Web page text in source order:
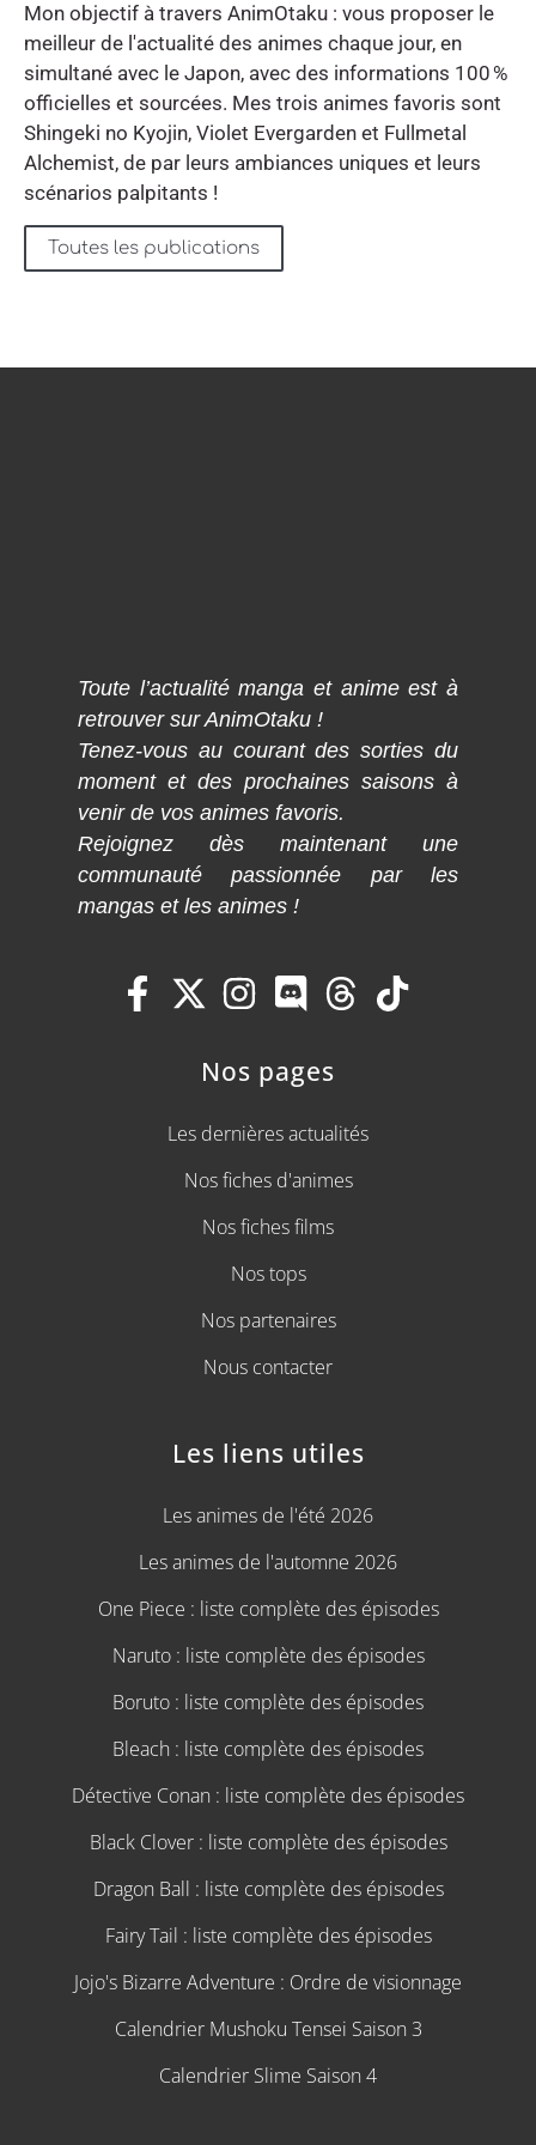
Mon objectif à travers AnimOtaku : vous proposer le
meilleur de l'actualité des animes chaque jour, en
simultané avec le Japon, avec des informations 100 %
officielles et sourcées. Mes trois animes favoris sont
Shingeki no Kyojin, Violet Evergarden et Fullmetal
Alchemist, de par leurs ambiances uniques et leurs
scénarios palpitants !
Toutes les publications
Toute l’actualité manga et anime est à
retrouver sur AnimOtaku !
Tenez-vous au courant des sorties du
moment et des prochaines saisons à
venir de vos animes favoris.
Rejoignez dès maintenant une
communauté passionnée par les
mangas et les animes !
Nos pages
Les dernières actualités
Nos fiches d'animes
Nos fiches films
Nos tops
Nos partenaires
Nous contacter
Les liens utiles
Les animes de l'été 2026
Les animes de l'automne 2026
One Piece : liste complète des épisodes
Naruto : liste complète des épisodes
Boruto : liste complète des épisodes
Bleach : liste complète des épisodes
Détective Conan : liste complète des épisodes
Black Clover : liste complète des épisodes
Dragon Ball : liste complète des épisodes
Fairy Tail : liste complète des épisodes
Jojo's Bizarre Adventure : Ordre de visionnage
Calendrier Mushoku Tensei Saison 3
Calendrier Slime Saison 4